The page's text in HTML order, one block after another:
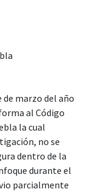
de marzo del año
al Código
la cual
no se
dentro de la
durante el
parcialmente